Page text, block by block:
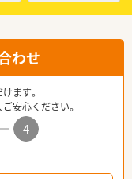
わせ
ます。
安心ください。
4